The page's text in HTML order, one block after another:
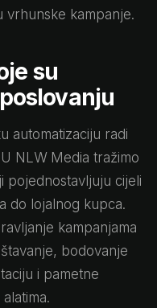
vrhunske kampanje.
su
automatizaciju radi
NLW Media tražimo
pojednostavljuju cijeli
do lojalnog kupca.
kampanjama
bodovanje
i pametne